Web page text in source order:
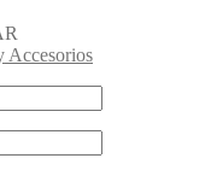
Accesorios